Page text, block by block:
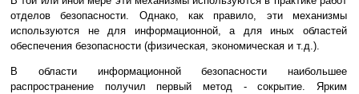
отделов безопасности. Однако, как правило, эти механизмы
используются не для информационной, а для иных областей
обеспечения безопасности (физическая, экономическая и т.д.).
В области информационной безопасности наибольшее
распространение получил первый метод - сокрытие. Ярким